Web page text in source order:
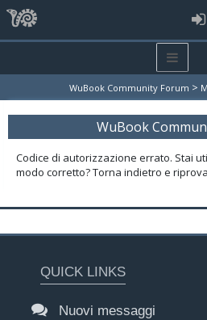
WuBook Community Forum >
WuBook
Codice di autorizzazione errato. Stai
modo corretto? Torna indietro e
QUICK LINKS
Nuovi messaggi